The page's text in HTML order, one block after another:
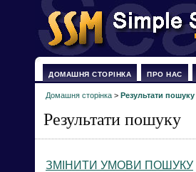
ДОМАШНЯ СТОРІНКА ПРО НАС
Домашня сторінка > Результати пошуку
Результати пошуку
ЗМІНИТИ УМОВИ ПОШУКУ